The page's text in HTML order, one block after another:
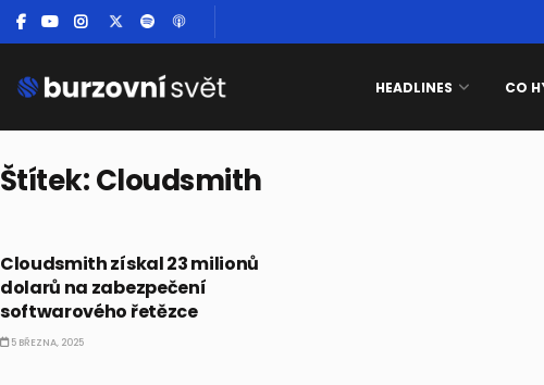
HEADLINES CO
Štítek:Cloudsmith
Cloudsmith získal 23 milionů
dolarů na zabezpečení
softwarového řetězce
5 BŘEZNA, 2025